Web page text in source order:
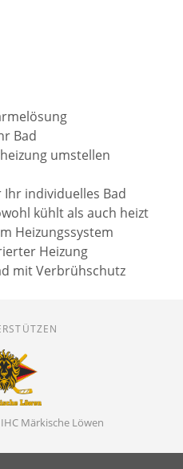
Bad
umstellen
individuelles Bad
kühlt als auch heizt
Heizungssystem
Heizung
mit Verbrühschutz
Märkische Löwen